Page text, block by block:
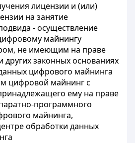
лицензии и (или)
на занятие
- осуществление
майнингу
не имеющим на праве
других законных основаниях
цифрового майнинга
цифровой майнинг с
ему на праве
программного
майнинга,
обработки данных